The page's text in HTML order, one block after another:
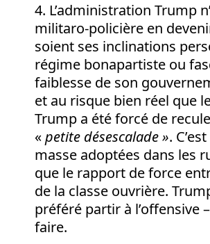
4. L’administration Trump
militaro-policière en
soient ses inclinations
régime bonapartiste ou
faiblesse de son
et au risque bien réel que
Trump a été forcé de
«petite désescalade ».
masse adoptées dans les
que le rapport de force
de la classe ouvrière.
préféré partir à l’offensive
faire.